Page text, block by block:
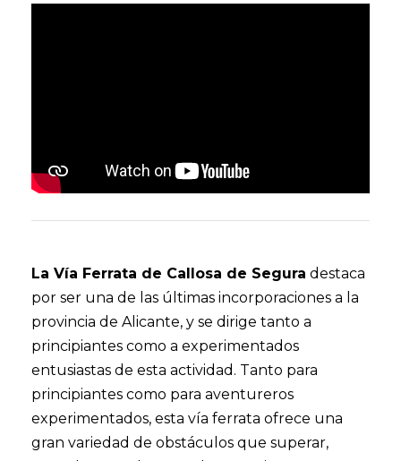
La Vía Ferrata de Callosa de Segura destaca
por ser una de las últimas incorporaciones a la
provincia de Alicante, y se dirige tanto a
principiantes como a experimentados
entusiastas de esta actividad. Tanto para
principiantes como para aventureros
experimentados, esta vía ferrata ofrece una
gran variedad de obstáculos que superar,